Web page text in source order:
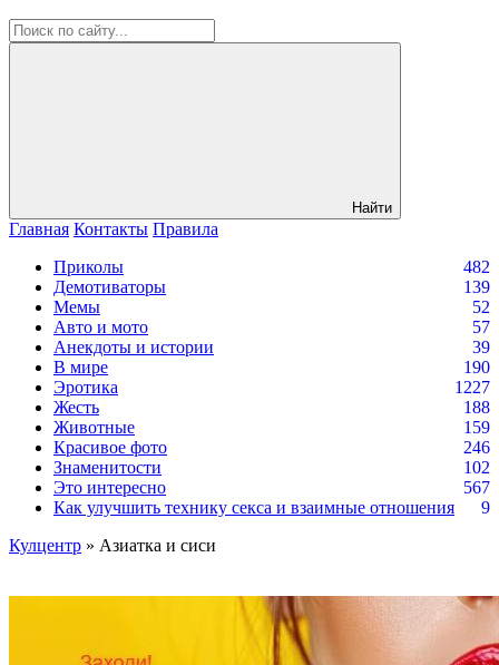
Найти
Главная Контакты Правила
Приколы
482
Демотиваторы
139
Мемы
52
Авто и мото
57
Анекдоты и истории
39
В мире
190
Эротика
1227
Жесть
188
Животные
159
Красивое фото
246
Знаменитости
102
Это интересно
567
Как улучшить технику секса и взаимные отношения
9
Кулцентр » Азиатка и сиси